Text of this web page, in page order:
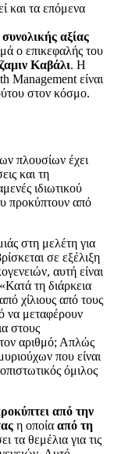
και τα επόμενα
αξίας
ο επικεφαλής του
Καβάλι. Η
Management είναι
στον κόσμο.
πλουσίων έχει
και τη
ιδιωτικού
προκύπτουν από
στη μελέτη για
σε εξέλιξη
αυτή είναι
τη διάρκεια
χίλιους από τους
να μεταφέρουν
στους
αριθμό; Απλώς
που είναι
όμιλος
από την
η οποία από τη
τα θεμέλια για τις